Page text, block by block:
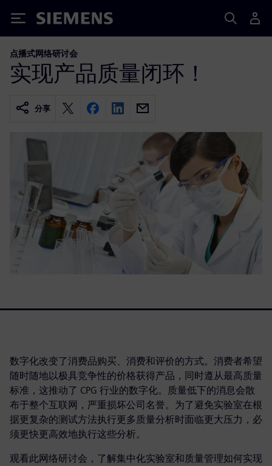
Siemens
点播式网络研讨会
实现产品质量闭环！
分享
数字化改变了消费品购买、消费和评价的方式。消费者希望
随时随地以极具竞争性的价格获得产品，同时遵从最高质量
标准，这推动了 CPG 行业的数字化。质量低下的消息会散
布于整个互联网，严重损坏公司名誉。为了避免实验室在根
据更复杂的测试方法执行更多质量分析时面临更大压力，必
须更快更高效地执行这些分析。
观看此网络研讨会，了解集中化实验室和质量管理如何实现